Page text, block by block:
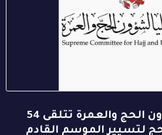
اللجنة العليا لشؤون الحج والعمرة تتلقى 54
لتسيير الموسم القادم